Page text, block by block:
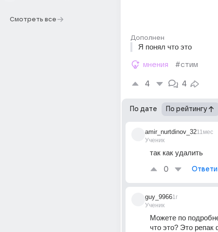
Смотреть все
Дополнен
Я понял что это
мнения #стим
4 4
По дате По рейтингу
amir_nurtdinov_32
Ученик
11мес
так как удалить
0
guy_9966
Ученик
1г
Можете по
что это? Это репак